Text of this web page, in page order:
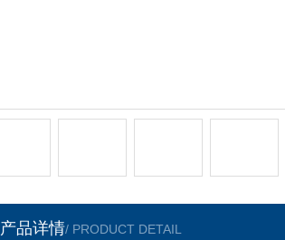
产品详情/ PRODUCT DETAIL